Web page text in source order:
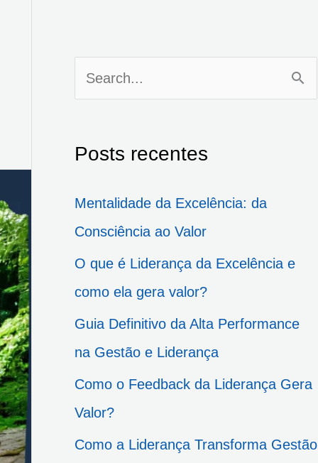
u
i
Posts recentes
Mentalidade da Excelência: da
Consciência ao Valor
O que é Liderança da Excelência e
como ela gera valor?
Guia Definitivo da Alta Performance
na Gestão e Liderança
Como o Feedback da Liderança Gera
Valor?
Como a Liderança Transforma Gestão